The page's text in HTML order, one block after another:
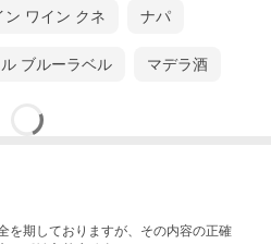
ン ワイン クネ ナパ
ブルーラベル マデラ酒
を期しておりますが、その内容の正確